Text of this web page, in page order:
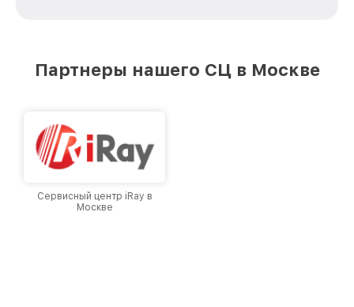
лучшим сервисным центром Infratech в
Партнеры нашего СЦ в Москве
Сервисный центр iRay в
Москве